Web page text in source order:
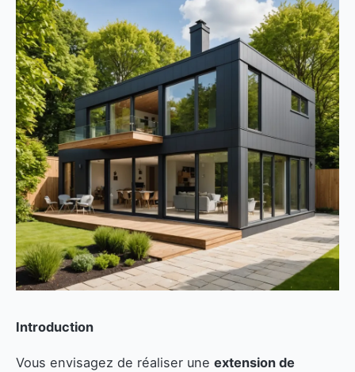
Introduction
Vous envisagez de réaliser une extension de